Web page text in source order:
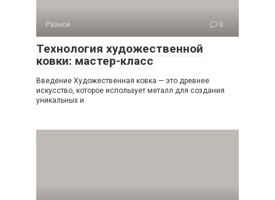
Разное 0
Технология художественной
ковки: мастер-класс
Введение Художественная ковка — это древнее
искусство, которое использует металл для создания
уникальных и